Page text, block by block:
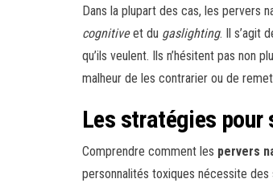
Dans la plupart des cas, les pervers
cognitiveet du gaslighting. Il s’agit
qu’ils veulent. Ils n’hésitent pas non
malheur de les contrarier ou de
Les stratégies pour
Comprendre comment les pervers
personnalités toxiques nécessite